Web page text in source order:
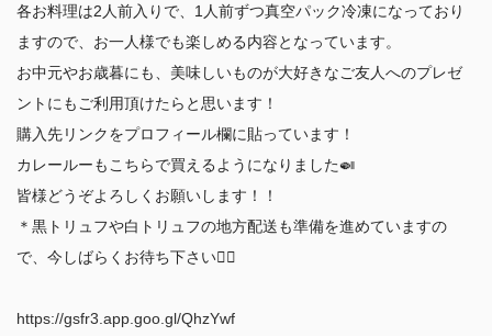
各お料理は2人前入りで、1人前ずつ真空パック冷凍になっており
ますので、お一人様でも楽しめる内容となっています。
お中元やお歳暮にも、美味しいものが大好きなご友人へのプレゼ
ントにもご利用頂けたらと思います！
購入先リンクをプロフィール欄に貼っています！
カレールーもこちらで買えるようになりました🍛
皆様どうぞよろしくお願いします！！
＊黒トリュフや白トリュフの地方配送も準備を進めていますの
で、今しばらくお待ち下さい🙇‍♂️
https://gsfr3.app.goo.gl/QhzYwf